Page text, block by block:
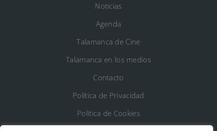
Noticias
Agenda
Talamanca de Cine
Talamanca en los medios
Contacto
Política de Privacidad
Política de Cookies